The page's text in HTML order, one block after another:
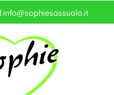
info@sophiesassuolo.it